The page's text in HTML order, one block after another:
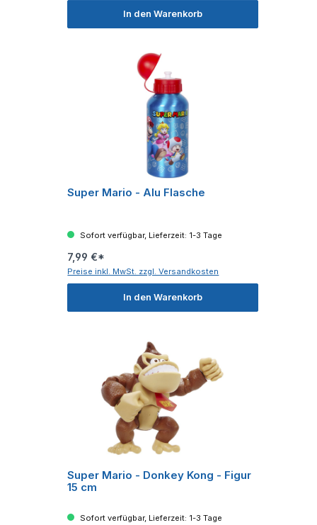
In den Warenkorb
Super Mario - Alu Flasche
Sofort verfügbar, Lieferzeit: 1-3 Tage
7,99 €*
Preise inkl. MwSt. zzgl. Versandkosten
In den Warenkorb
Super Mario - Donkey Kong - Figur
15 cm
Sofort verfügbar, Lieferzeit: 1-3 Tage